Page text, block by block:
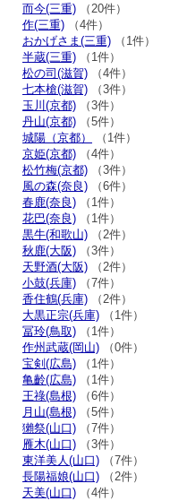
而今(三重) （20件）
作(三重) （4件）
おかげさま(三重) （1件）
半蔵(三重) （1件）
松の司(滋賀) （4件）
七本槍(滋賀) （3件）
玉川(京都) （3件）
丹山(京都) （5件）
城陽（京都）
（1件）
京姫(京都) （4件）
松竹梅(京都) （3件）
風の森(奈良) （6件）
春鹿(奈良) （1件）
花巴(奈良) （1件）
黒牛(和歌山) （2件）
秋鹿(大阪) （3件）
天野酒(大阪) （2件）
小鼓(兵庫) （7件）
香住鶴(兵庫) （2件）
大黒正宗(兵庫) （1件）
冨玲(鳥取) （1件）
作州武蔵(岡山) （0件）
宝剣(広島) （1件）
亀齡(広島) （1件）
王祿(島根) （6件）
月山(島根) （5件）
獺祭(山口) （7件）
雁木(山口) （3件）
東洋美人(山口) （7件）
長陽福娘(山口) （2件）
天美(山口) （4件）